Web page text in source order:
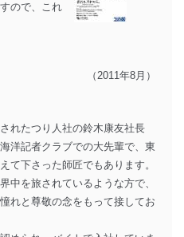
ので、これ
（2011年8月）
れたつり人社の鈴木康友社長
洋記者クラブでの大先輩で、東
て下さった師匠でもあります。
中を旅されているような方で、
れと尊敬の念をもって接してお